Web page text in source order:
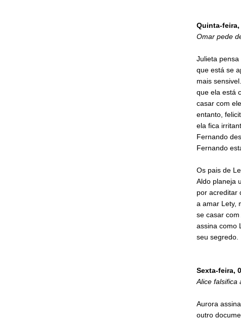
Quinta-feira,
Omar pede
Julieta
que está se
mais
que ela está
casar com
entanto,
ela fica
Fernando
Fernando
Os pais de
Aldo planeja
por acreditar
a amar Lety,
se casar
assina como
seu segredo.
Sexta-feira,
Alice falsifica
Aurora
outro